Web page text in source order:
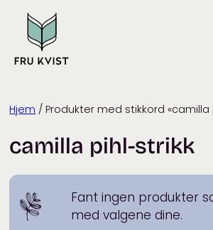
content
Hjem / Produkter med stikkord «camilla
camilla pihl-strikk
Fant ingen produkter
med valgene dine.